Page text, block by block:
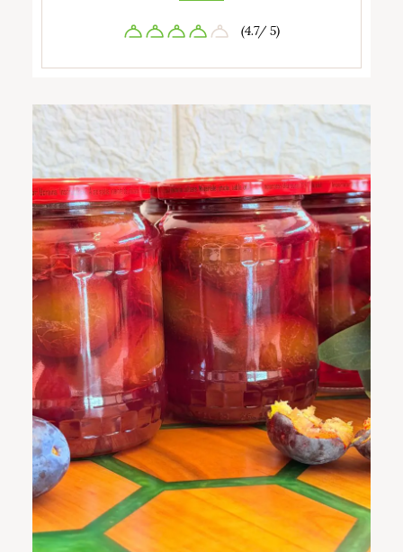
(4.7/ 5)